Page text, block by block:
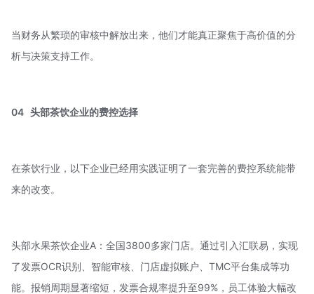
当财务从繁琐的审核中解放出来，他们才能真正聚焦于高价值的分
析与决策支持工作。
04 头部茶饮企业的费控选择
在茶饮行业，以下企业已经用实践证明了一套完善的费控系统能带
来的改变。
头部水果茶饮企业A：全国3800多家门店。通过引入汇联易，实现
了发票OCR识别、智能审核、门店虚拟账户、TMC平台集成等功
能。报销周期显著缩短，发票合规率提升至99%，员工体验大幅改